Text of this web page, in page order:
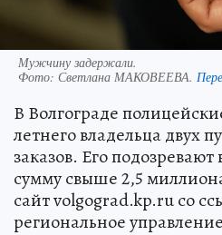
Мужчину задержали.
Фото: Светлана МАКОВЕЕВА.
В Волгограде
летнего владельца двух
заказов. Его
сумму свыше 2,5
сайт volgograd.kp.ru со
региональное